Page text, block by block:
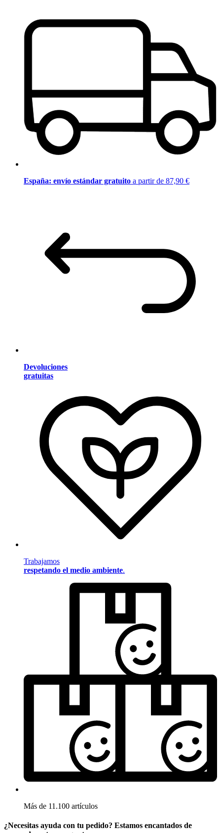
España: envío estándar gratuito a partir de 87,90 €
Devoluciones
gratuitas
Trabajamos
respetando el medio ambiente.
Más de 11.100 artículos
¿Necesitas ayuda con tu pedido? Estamos encantados de